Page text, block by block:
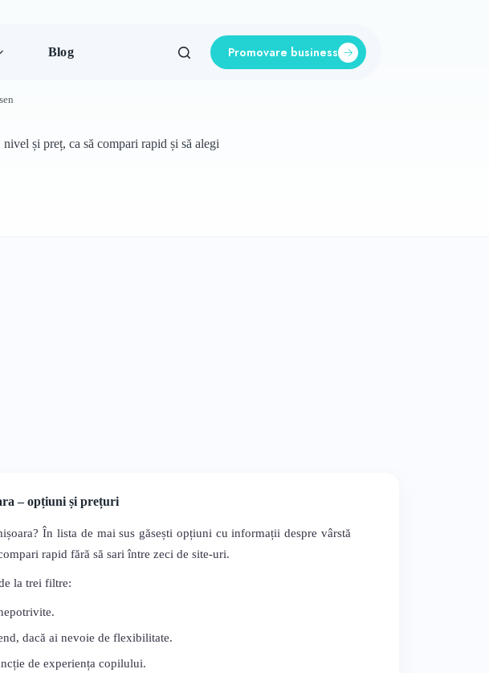
Blog Promovare business
și preț, ca să compari rapid și să alegi
– opțiuni și prețuri
În lista de mai sus găsești opțiuni cu informații despre vârstă
rapid fără să sari între zeci de site-uri.
la trei filtre:
dacă ai nevoie de flexibilitate.
de experiența copilului.